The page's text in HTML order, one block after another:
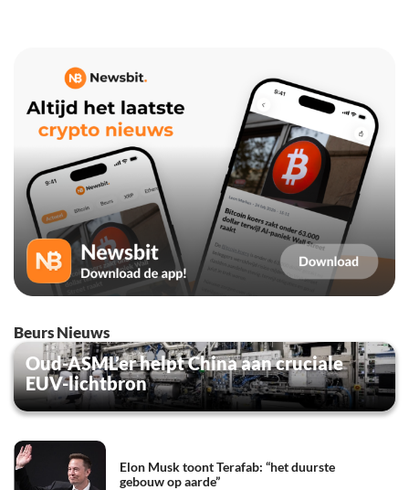
Beurs Nieuws
Oud-ASML’er helpt China aan cruciale
EUV-lichtbron
Elon Musk toont Terafab: “het duurste
gebouw op aarde”